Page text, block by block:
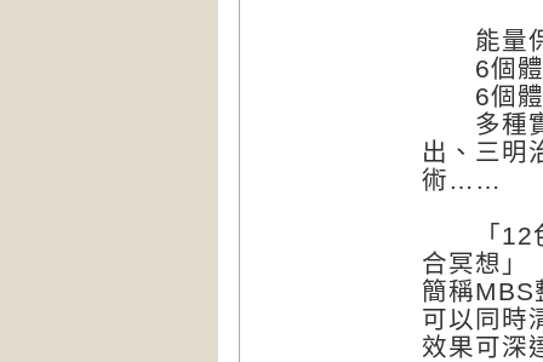
能量保
6個體
6個體
多種實
出、三明
術……
「12色
合冥想
簡稱MBS
可以同時
效果可深